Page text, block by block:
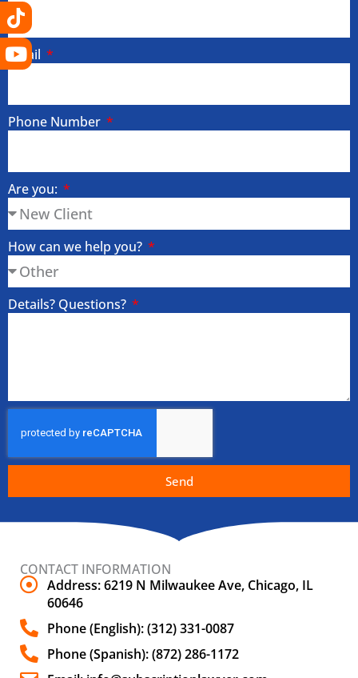
Email
Phone Number
Are you:
How can we help you?
Details? Questions?
Send
CONTACT INFORMATION
Address: 6219 N Milwaukee Ave, Chicago, IL
60646
Phone (English): (312) 331-0087
Phone (Spanish): (872) 286-1172